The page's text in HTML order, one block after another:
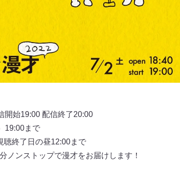
開始19:00 配信終了20:00
19:00まで
終了日の昼12:00まで
ノンストップで漫才をお届けします！